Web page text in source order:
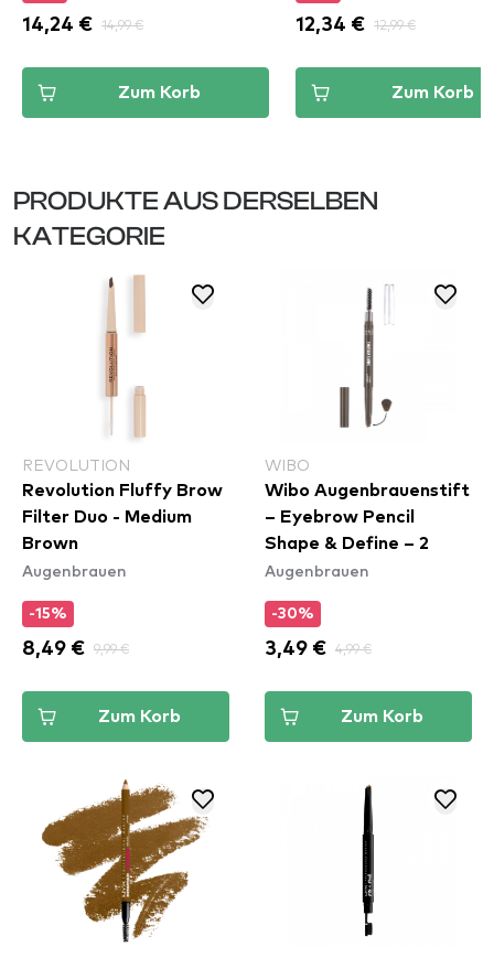
14,24 € 14,99 €
Zum Korb
12,34 € 12,99 €
Zum Korb
PRODUKTE AUS DERSELBEN
KATEGORIE
REVOLUTION
Revolution Fluffy Brow
Filter Duo - Medium
Brown
Augenbrauen
-15%
8,49 € 9,99 €
Zum Korb
WIBO
Wibo Augenbrauenstift
– Eyebrow Pencil
Shape & Define – 2
Augenbrauen
-30%
3,49 € 4,99 €
Zum Korb